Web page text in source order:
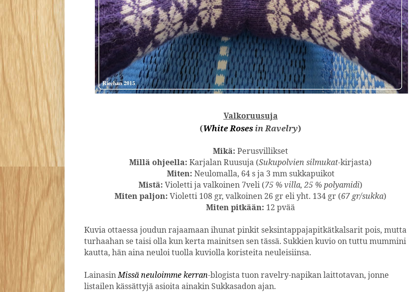
Valkoruusuja
(White Roses in Ravelry)
Mikä: Perusvillikset
Millä ohjeella: Karjalan Ruusuja (Sukupolvien silmukat-kirjasta)
Miten: Neulomalla, 64 s ja 3 mm sukkapuikot
Mistä: Violetti ja valkoinen 7veli (75 % villa, 25 % polyamidi)
Miten paljon: Violetti 108 gr, valkoinen 26 gr eli yht. 134 gr (67 gr/sukka)
Miten pitkään: 12 pvää
Kuvia ottaessa joudun rajaamaan ihunat pinkit seksintappajapitkätkalsarit pois, mutta
turhaahan se taisi olla kun kerta mainitsen sen tässä. Sukkien kuvio on tuttu mummini
kautta, hän aina neuloi tuolla kuviolla koristeita neuleisiinsa.
LainasinMissä neuloimme kerran-blogista tuon ravelry-napikan laittotavan, jonne
listailen kässättyjä asioita ainakin Sukkasadon ajan.